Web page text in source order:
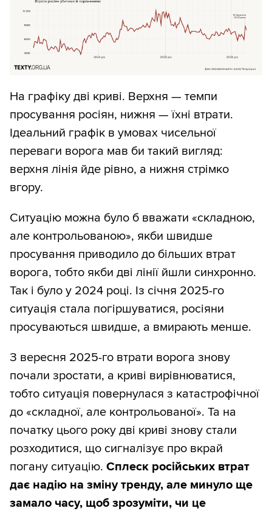
На графіку дві криві. Верхня — темпи
просування росіян, нижня — їхні втрати.
Ідеальний графік в умовах чисельної
переваги ворога мав би такий вигляд:
верхня лінія йде рівно, а нижня стрімко
вгору.
Ситуацію можна було б вважати «складною,
але контрольованою», якби швидше
просування приводило до більших втрат
ворога, тобто якби дві лінії йшли синхронно.
Так і було у 2024 році. Із січня 2025-го
ситуація стала погіршуватися, росіяни
просуваються швидше, а вмирають менше.
З вересня 2025-го втрати ворога знову
почали зростати, а криві вирівнюватися,
тобто ситуація повернулася з катастрофічної
до «складної, але контрольованої». Та на
початку цього року дві криві знову стали
розходитися, що сигналізує про вкрай
погану ситуацію. Сплеск російських втрат
дає надію на зміну тренду, але минуло ще
замало часу, щоб зрозуміти, чи це